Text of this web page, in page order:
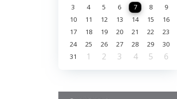
3
4 5 6 7 8
9
10
11 12 13 14 15
16
17
18 19 20 21 22
23
24
25 26 27 28 29
30
31
1 2 3 4 5 6